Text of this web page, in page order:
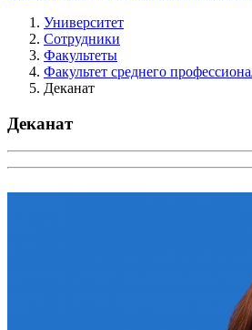
Университет
Сотрудники
Факультеты
Факультет среднего
Деканат
Деканат